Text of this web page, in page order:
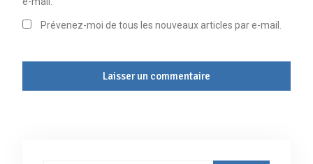
Prévenez-moi de tous les nouveaux articles par e-mail.